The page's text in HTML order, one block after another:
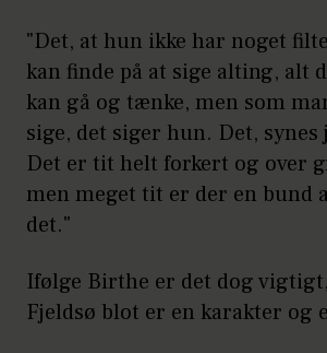
"Det, at hun ikke har noget
kan finde på at sige alting, alt
kan gå og tænke, men som
sige, det siger hun. Det, synes
Det er tit helt forkert og over
men meget tit er der en bund
det."
Ifølge Birthe er det dog
Fjeldsø blot er en karakter og